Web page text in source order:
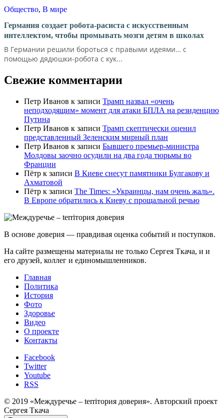
Общество, В мире
Германия создает робота-расиста с искусственным
интеллектом, чтобы промывать мозги детям в школах
В Германии решили бороться с правыми идеями… с
помощью дядюшки-робота с кук...
Свежие комментарии
Петр Иванов к записи Трамп назвал «очень
неподходящим» момент для атаки БПЛА на резиденцию
Путина
Петр Иванов к записи Трамп скептически оценил
представленный Зеленским мирный план
Петр Иванов к записи Бывшего премьер-министра
Молдовы заочно осудили на два года тюрьмы во
Франции
Пётр к записи В Киеве снесут памятники Булгакову и
Ахматовой
Пётр к записи Тhe Times: «Украинцы, нам очень жаль».
В Европе обратились к Киеву с прощальной речью
В основе доверия — правдивая оценка событий и поступков.
На сайте размещены материалы не только Сергея Ткача, и и
его друзей, коллег и единомышленников.
Главная
Политика
История
Фото
Здоровье
Видео
О проекте
Контакты
Facebook
Twitter
Youtube
RSS
© 2019 «Междуречье – terriтория доверия». Авторский проект
Сергея Ткача